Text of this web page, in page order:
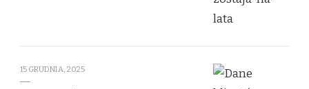
15 GRUDNIA, 2025